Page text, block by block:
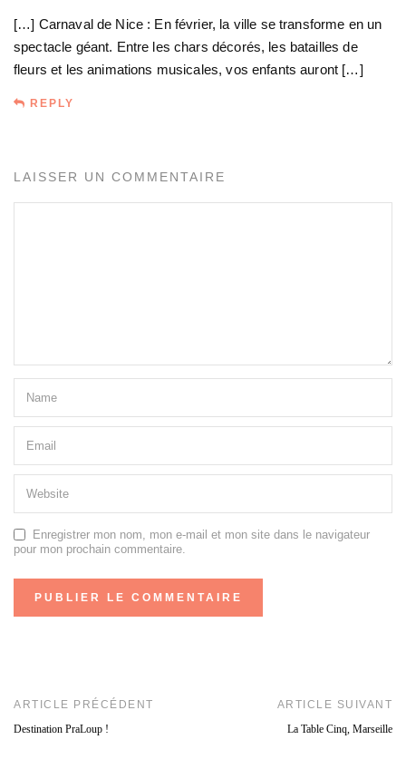
[…] Carnaval de Nice : En février, la ville se transforme en un
spectacle géant. Entre les chars décorés, les batailles de
fleurs et les animations musicales, vos enfants auront […]
REPLY
LAISSER UN COMMENTAIRE
Enregistrer mon nom, mon e-mail et mon site dans le navigateur
pour mon prochain commentaire.
ARTICLE PRÉCÉDENT
Destination PraLoup !
ARTICLE SUIVANT
La Table Cinq, Marseille